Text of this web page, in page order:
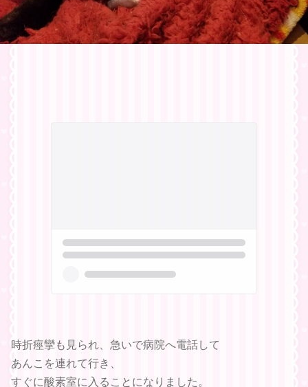
時折痙攣も見られ、急いで病院へ電話して
あんこを連れて行き、
すぐに酸素室に入ることになりました。